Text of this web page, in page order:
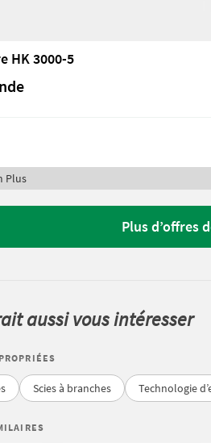
HK 3000-5
Plus
Plus d’offres
aussi vous intéresser
Scies à branches Technologie